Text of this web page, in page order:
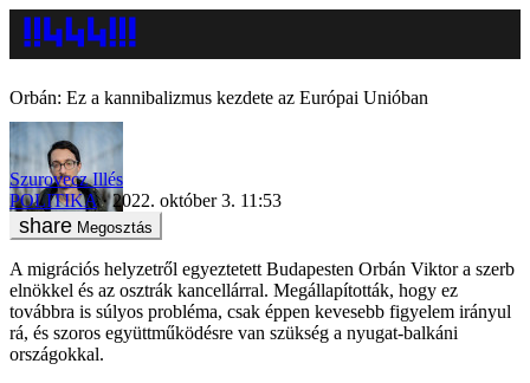
Orbán: Ez a kannibalizmus kezdete az Európai Unióban
Szurovecz Illés
POLITIKA
2022. október 3. 11:53
Megosztás
A migrációs helyzetről egyeztetett Budapesten Orbán Viktor a szerb
elnökkel és az osztrák kancellárral. Megállapították, hogy ez
továbbra is súlyos probléma, csak éppen kevesebb figyelem irányul
rá, és szoros együttműködésre van szükség a nyugat-balkáni
országokkal.